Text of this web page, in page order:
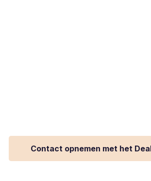
Contact opnemen met het